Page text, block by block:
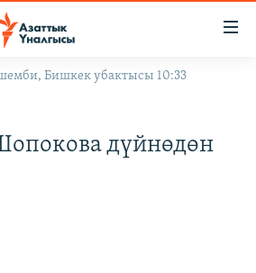
Бишкек убактысы 10:33
дүйнөдөн